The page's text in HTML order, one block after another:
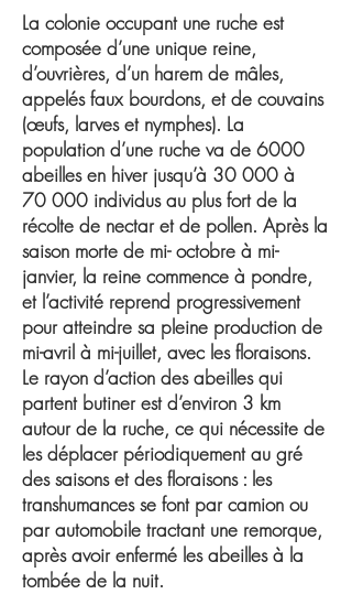
La colonie occupant une ruche est
composée d’une unique reine,
d’ouvrières, d’un harem de mâles,
appelés faux bourdons, et de couvains
(œufs, larves et nymphes). La
population d’une ruche va de 6000
abeilles en hiver jusqu’à 30 000 à
70 000 individus au plus fort de la
récolte de nectar et de pollen. Après la
saison morte de mi- octobre à mi-
janvier, la reine commence à pondre,
et l’activité reprend progressivement
pour atteindre sa pleine production de
mi-avril à mi-juillet, avec les floraisons.
Le rayon d’action des abeilles qui
partent butiner est d’environ 3 km
autour de la ruche, ce qui nécessite de
les déplacer périodiquement au gré
des saisons et des floraisons : les
transhumances se font par camion ou
par automobile tractant une remorque,
après avoir enfermé les abeilles à la
tombée de la nuit.